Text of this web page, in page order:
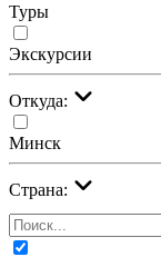
Туры
Экскурсии
Откуда:
Минск
Страна: